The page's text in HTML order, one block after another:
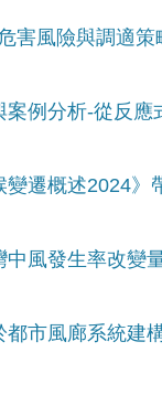
害風險與調適
例分析-從反
遷概述2024
風發生率改
市風廊系統